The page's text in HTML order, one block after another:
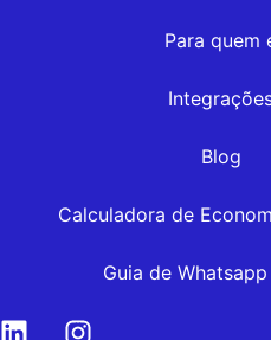
Para quem
Blog
Calculadora de
Guia de